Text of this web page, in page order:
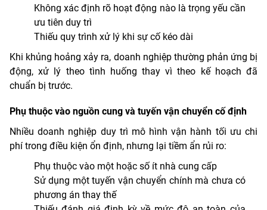
Không xác định rõ hoạt động nào là trọng yếu cần
ưu tiên duy trì
Thiếu quy trình xử lý khi sự cố kéo dài
Khi khủng hoảng xảy ra, doanh nghiệp thường phản ứng bị
động, xử lý theo tình huống thay vì theo kế hoạch đã
chuẩn bị trước.
Phụ thuộc vào nguồn cung và tuyến vận chuyển cố định
Nhiều doanh nghiệp duy trì mô hình vận hành tối ưu chi
phí trong điều kiện ổn định, nhưng lại tiềm ẩn rủi ro:
Phụ thuộc vào một hoặc số ít nhà cung cấp
Sử dụng một tuyến vận chuyển chính mà chưa có
phương án thay thế